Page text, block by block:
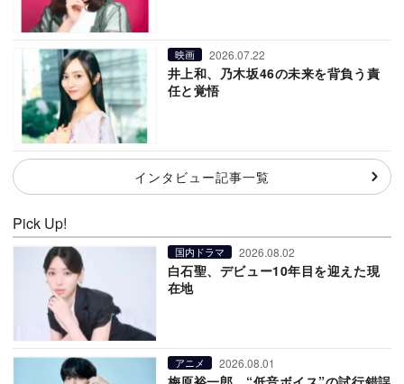
映画 2026.07.22
井上和、乃木坂46の未来を背負う責
任と覚悟
インタビュー記事一覧
Pick Up!
国内ドラマ 2026.08.02
白石聖、デビュー10年目を迎えた現
在地
アニメ 2026.08.01